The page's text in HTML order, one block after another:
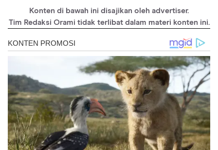
Konten di bawah ini disajikan oleh advertiser.
Tim Redaksi Orami tidak terlibat dalam materi konten ini.